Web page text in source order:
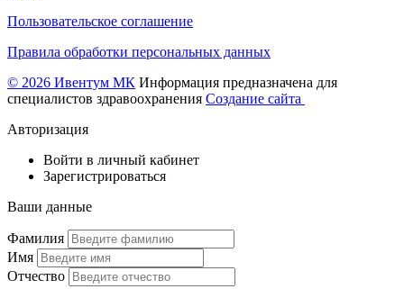
Пользовательское соглашение
Правила обработки персональных данных
© 2026 Ивентум МК Информация предназначена для
специалистов здравоохранения Создание сайта
Авторизация
Войти в личный кабинет
Зарегистрироваться
Ваши данные
Фамилия
Имя
Отчество